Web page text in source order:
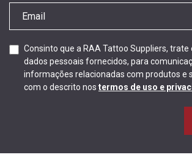
Consinto que a RAA Tattoo Suppliers, trate
dados pessoais fornecidos, para
informações relacionadas com produtos e
com o descrito nos termos de uso e